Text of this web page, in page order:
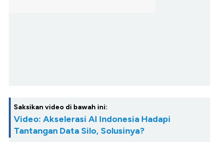
Saksikan video di bawah ini:
Video: Akselerasi AI Indonesia Hadapi
Tantangan Data Silo, Solusinya?